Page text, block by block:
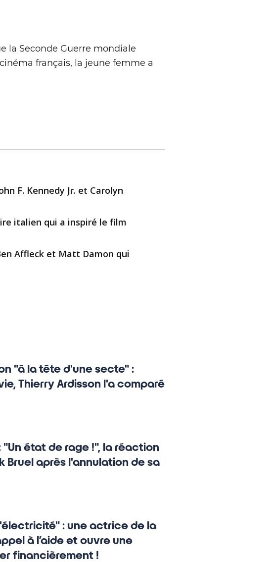
la Seconde Guerre mondiale
français, la jeune femme a
F. Kennedy Jr. et Carolyn
italien qui a inspiré le film
Affleck et Matt Damon qui
"à la tête d'une secte" :
Thierry Ardisson l'a comparé
état de rage !", la réaction
Bruel après l'annulation de sa
: une actrice de la
à l’aide et ouvre une
financièrement !